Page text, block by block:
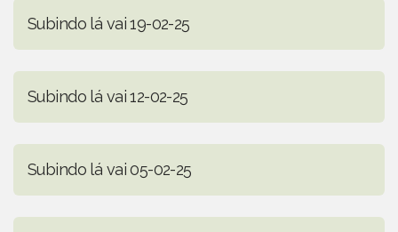
Subindo lá vai 19-02-25
Subindo lá vai 12-02-25
Subindo lá vai 05-02-25